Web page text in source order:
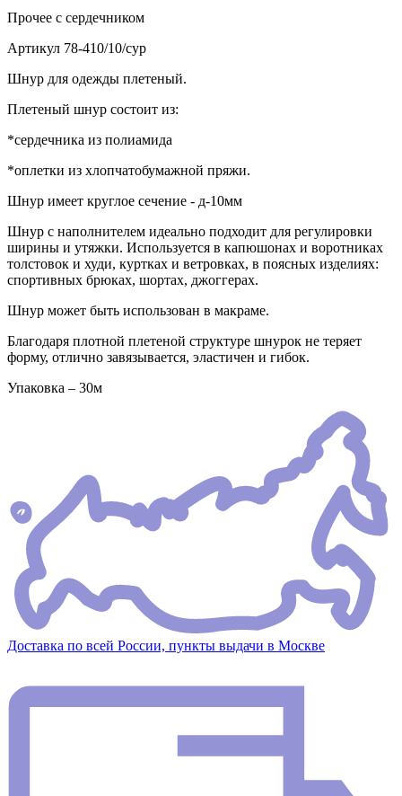
Прочее с сердечником
Артикул 78-410/10/сур
Шнур для одежды плетеный.
Плетеный шнур состоит из:
*сердечника из полиамида
*оплетки из хлопчатобумажной пряжи.
Шнур имеет круглое сечение - д-10мм
Шнур с наполнителем идеально подходит для регулировки
ширины и утяжки. Используется в капюшонах и воротниках
толстовок и худи, куртках и ветровках, в поясных изделиях:
спортивных брюках, шортах, джоггерах.
Шнур может быть использован в макраме.
Благодаря плотной плетеной структуре шнурок не теряет
форму, отлично завязывается, эластичен и гибок.
Упаковка – 30м
Доставка по всей России, пункты выдачи в Москве